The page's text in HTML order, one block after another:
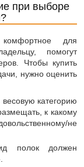
при выборе
комфортное для
помогут
Чтобы купить
нужно оценить
категорию
к какому
не
полок должен